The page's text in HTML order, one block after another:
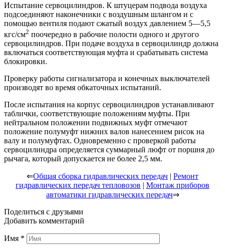
Испытание сервоцилиндров. К штуцерам подвода воздуха
подсоединяют наконечники с воздушным шлангом и с
помощью вентиля подают сжатый воздух давлением 5—5,5
кгс/см2 поочередно в рабочие полости одного и другого
сервоцилиндров. При подаче воздуха в сервоцилиндр должна
включаться соответствующая муфта и срабатывать система
блокировки.
Проверку работы сигнализатора и конечных выключателей
производят во время обкаточных испытаний.
После испытания на корпус сервоцилиндров устанавливают
таблички, соответствующие положениям муфты. При
нейтральном положении подвижных муфт отмечают
положение полумуфт нижних валов нанесением рисок на
валу и полумуфтах. Одновременно с проверкой работы
сервоцилиндра определяется суммарный люфт от поршня до
рычага, который допускается не более 2,5 мм.
⇐Общая сборка гидравлических передач | Ремонт
гидравлических передач тепловозов | Монтаж приборов
автоматики гидравлических передач⇒
Поделиться с друзьями
Добавить комментарий
Имя *